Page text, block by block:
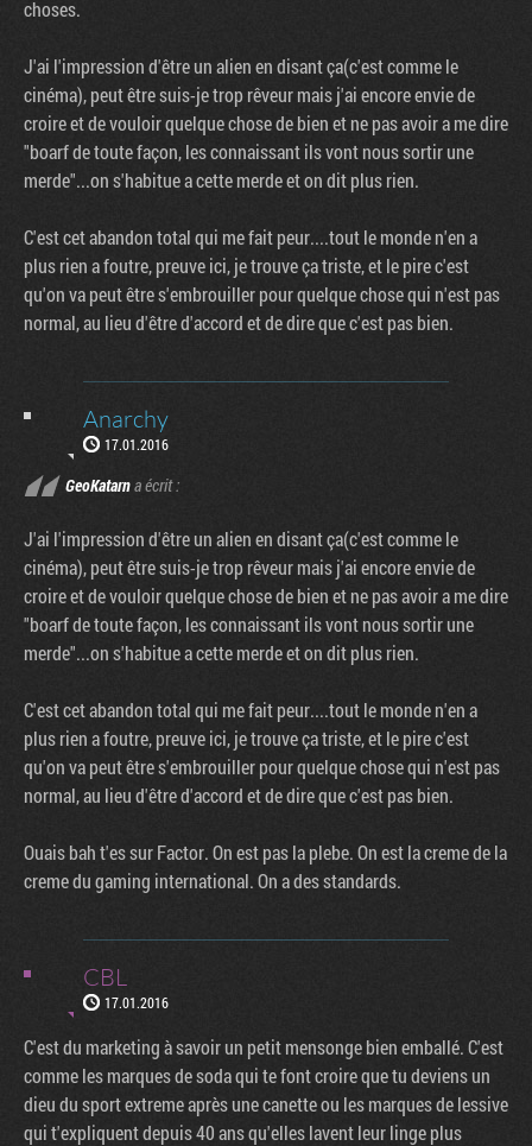
choses.
J'ai l'impression d'être un alien en disant ça(c'est comme le
cinéma), peut être suis-je trop rêveur mais j'ai encore envie de
croire et de vouloir quelque chose de bien et ne pas avoir a me dire
"boarf de toute façon, les connaissant ils vont nous sortir une
merde"...on s'habitue a cette merde et on dit plus rien.
C'est cet abandon total qui me fait peur....tout le monde n'en a
plus rien a foutre, preuve ici, je trouve ça triste, et le pire c'est
qu'on va peut être s'embrouiller pour quelque chose qui n'est pas
normal, au lieu d'être d'accord et de dire que c'est pas bien.
Anarchy
17.01.2016
GeoKatarna écrit :
J'ai l'impression d'être un alien en disant ça(c'est comme le
cinéma), peut être suis-je trop rêveur mais j'ai encore envie de
croire et de vouloir quelque chose de bien et ne pas avoir a me dire
"boarf de toute façon, les connaissant ils vont nous sortir une
merde"...on s'habitue a cette merde et on dit plus rien.
C'est cet abandon total qui me fait peur....tout le monde n'en a
plus rien a foutre, preuve ici, je trouve ça triste, et le pire c'est
qu'on va peut être s'embrouiller pour quelque chose qui n'est pas
normal, au lieu d'être d'accord et de dire que c'est pas bien.
Ouais bah t'es sur Factor. On est pas la plebe. On est la creme de la
creme du gaming international. On a des standards.
CBL
17.01.2016
C'est du marketing à savoir un petit mensonge bien emballé. C'est
comme les marques de soda qui te font croire que tu deviens un
dieu du sport extreme après une canette ou les marques de lessive
qui t'expliquent depuis 40 ans qu'elles lavent leur linge plus